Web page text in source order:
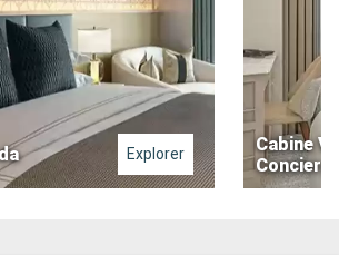
Explorer
Cabine